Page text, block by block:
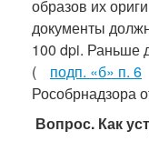
образов их
документы
100 dpi. Раньше
(
подп. «б» п. 6
Рособрнадзора
Вопрос. Как